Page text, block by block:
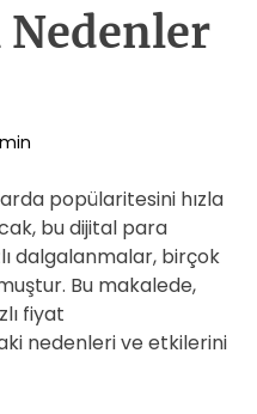
Nedenler
popülaritesini hızla
bu dijital para
dalgalanmalar, birçok
Bu makalede,
fiyat
nedenleri ve etkilerini